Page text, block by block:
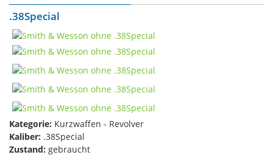
.38Special
Kategorie: Kurzwaffen - Revolver
Kaliber: .38Special
Zustand: gebraucht